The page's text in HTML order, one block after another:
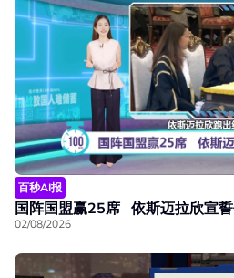
百秒AI报
国阵国盟赢25席 依斯迈拉欣宣
02/08/2026